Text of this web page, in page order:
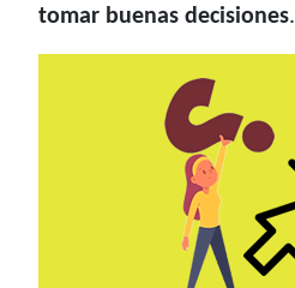
tomar buenas decisiones.